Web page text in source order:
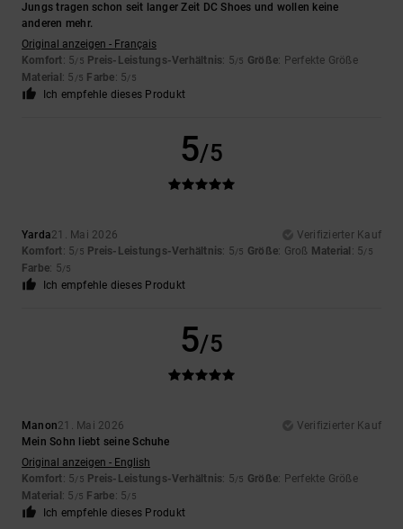
Jungs tragen schon seit langer Zeit DC Shoes und wollen keine
anderen mehr.
Original anzeigen - Français
Komfort: 5/5 Preis-Leistungs-Verhältnis: 5/5 Größe: Perfekte Größe
Material : 5 /5 Farbe: 5/5
Ich empfehle dieses Produkt
5/5
Yarda21. Mai 2026
Verifizierter Kauf
Komfort: 5/5 Preis-Leistungs-Verhältnis: 5/5 Größe: Groß Material : 5/5
Farbe: 5/5
Ich empfehle dieses Produkt
5/5
Manon21. Mai 2026
Verifizierter Kauf
Mein Sohn liebt seine Schuhe
Original anzeigen - English
Komfort: 5/5 Preis-Leistungs-Verhältnis: 5/5 Größe: Perfekte Größe
Material : 5 /5 Farbe: 5/5
Ich empfehle dieses Produkt